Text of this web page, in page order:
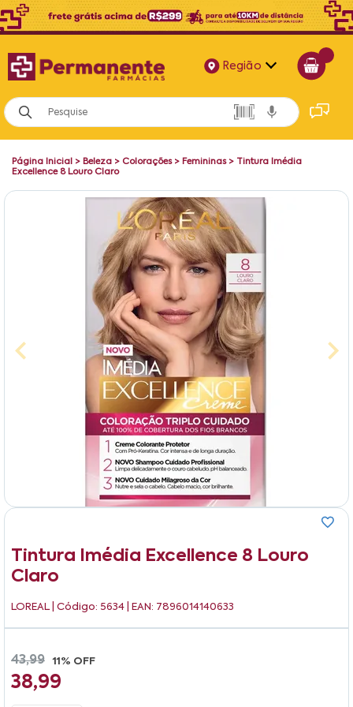
Região
Alagoas
Bahia
Pernambuco
Página Inicial > Beleza > Colorações> Femininas> Tintura Imédia
Excellence 8 Louro Claro
Tintura Imédia Excellence 8 Louro
Claro
LOREAL | Código: 5634 | EAN: 7896014140633
43,99 11% OFF
38,99